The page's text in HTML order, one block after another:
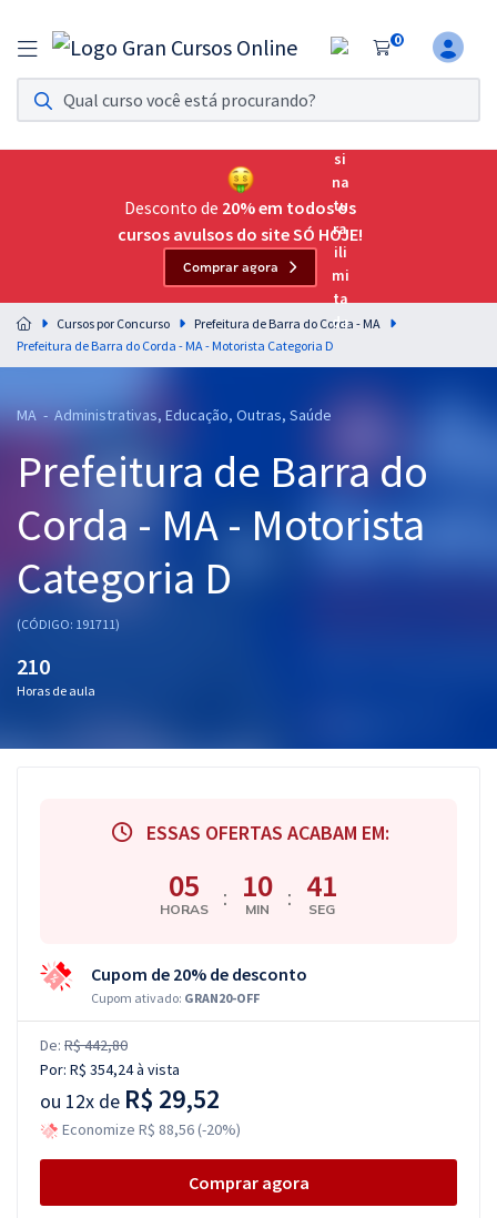
0
Assinatura Ilimitada 11
Acesso a todos os cursos. Teste grátis por 7 dias!
Assinatura OAB Até Passar
Acesso ilimitado a toda preparação para o Exame da
Residências Multiprofissionais
Preparação completa e intensiva para as principais
residências em saúde do Brasil
Cursos 20% OFF
Pós
Graduação
OAB
Mentorias
Desconto de 20% em todos os
cursos avulsos do site SÓ HOJE!
Comprar agora
Cursos por Concurso
Prefeitura de Barra do Corda - MA
Prefeitura de Barra do Corda - MA - Motorista Categoria D
MA - Administrativas, Educação, Outras, Saúde
Prefeitura de Barra do
Corda - MA - Motorista
Categoria D
(CÓDIGO: 191711)
210
Horas de aula
ESSAS OFERTAS ACABAM EM:
05
HORAS : 10
MIN : 40
SEG
Cupom de 20% de desconto
Cupom ativado: GRAN20-OFF
De: R$ 442,80
Por: R$ 354,24à vista
ou 12x de R$ 29,52
Economize R$ 88,56 (-20%)
Comprar agora